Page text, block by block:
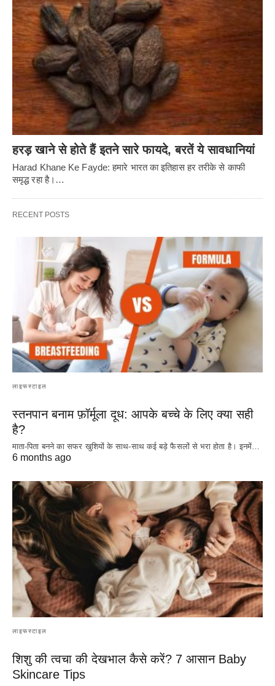
हरड़ खाने से होते हैं इतने सारे फायदे, बरतें ये सावधानियां
Harad Khane Ke Fayde: हमारे भारत का इतिहास हर तरीके से काफी
समृद्ध रहा है।…
RECENT POSTS
लाइफस्टाइल
स्तनपान बनाम फ़ॉर्मूला दूध: आपके बच्चे के लिए क्या सही
है?
माता-पिता बनने का सफर खुशियों के साथ-साथ कई बड़े फैसलों से भरा होता है। इनमें…
6 months ago
लाइफस्टाइल
शिशु की त्वचा की देखभाल कैसे करें? 7 आसान Baby
Skincare Tips